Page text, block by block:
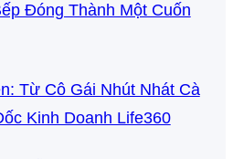
Đóng Thành Một Cuốn
Từ Cô Gái Nhút Nhát Cà
Kinh Doanh Life360